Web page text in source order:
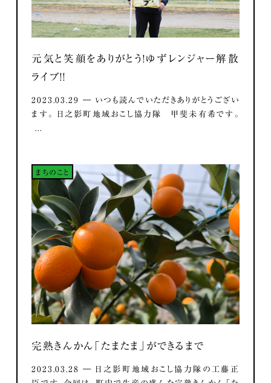
元気と笑顔をありがとう！ゆずレンジャー解散
ライブ！！
2023.03.29 ― いつも読んでいただきありがとうござい
ます。 日之影町地域おこし協力隊 甲斐未有希です。
...
まちのこと
完熟きんかん「たまたま」ができるまで
2023.03.28 ― 日之影町地域おこし協力隊の工藤正